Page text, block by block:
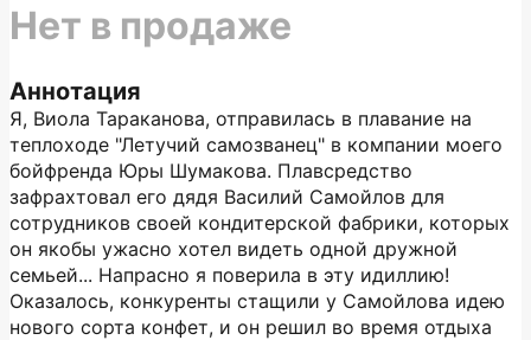
Аннотация
Я, Виола Тараканова, отправилась в плавание на
теплоходе "Летучий самозванец" в компании моего
бойфренда Юры Шумакова. Плавсредство
зафрахтовал его дядя Василий Самойлов для
сотрудников своей кондитерской фабрики, которых
он якобы ужасно хотел видеть одной дружной
семьей... Напрасно я поверила в эту идиллию!
Оказалось, конкуренты стащили у Самойлова идею
нового сорта конфет, и он решил во время отдыха
Нет в продаже